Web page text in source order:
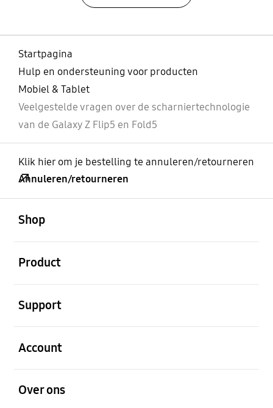
Startpagina
Hulp en ondersteuning voor producten
Mobiel & Tablet
Veelgestelde vragen over de scharniertechnologie
van de Galaxy Z Flip5 en Fold5
Klik hier om je bestelling te annuleren/retourneren
Annuleren/retourneren
Shop
Product
Support
Account
Over ons